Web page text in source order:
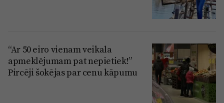
“Ar 50 eiro vienam veikala
apmeklējumam pat nepietiek!”
Pircēji šokējas par cenu kāpumu